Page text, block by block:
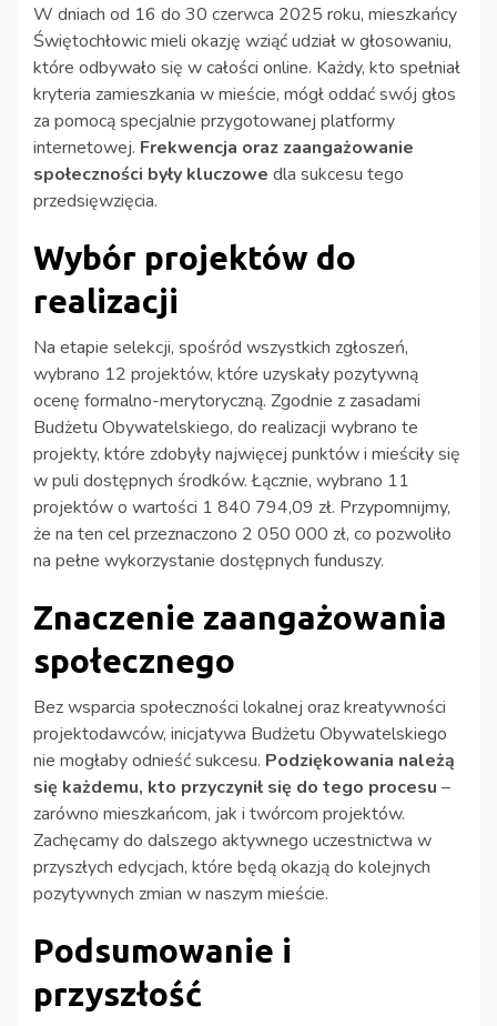
W dniach od 16 do 30 czerwca 2025 roku, mieszkańcy
Świętochłowic mieli okazję wziąć udział w głosowaniu,
które odbywało się w całości online. Każdy, kto spełniał
kryteria zamieszkania w mieście, mógł oddać swój głos
za pomocą specjalnie przygotowanej platformy
internetowej. Frekwencja oraz zaangażowanie
społeczności były kluczowe dla sukcesu tego
przedsięwzięcia.
Wybór projektów do
realizacji
Na etapie selekcji, spośród wszystkich zgłoszeń,
wybrano 12 projektów, które uzyskały pozytywną
ocenę formalno-merytoryczną. Zgodnie z zasadami
Budżetu Obywatelskiego, do realizacji wybrano te
projekty, które zdobyły najwięcej punktów i mieściły się
w puli dostępnych środków. Łącznie, wybrano 11
projektów o wartości 1 840 794,09 zł. Przypomnijmy,
że na ten cel przeznaczono 2 050 000 zł, co pozwoliło
na pełne wykorzystanie dostępnych funduszy.
Znaczenie zaangażowania
społecznego
Bez wsparcia społeczności lokalnej oraz kreatywności
projektodawców, inicjatywa Budżetu Obywatelskiego
nie mogłaby odnieść sukcesu. Podziękowania należą
się każdemu, kto przyczynił się do tego procesu –
zarówno mieszkańcom, jak i twórcom projektów.
Zachęcamy do dalszego aktywnego uczestnictwa w
przyszłych edycjach, które będą okazją do kolejnych
pozytywnych zmian w naszym mieście.
Podsumowanie i
przyszłość